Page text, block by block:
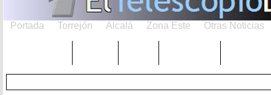
Portada Torrejón Alcalá Zona Este Otras Noticias